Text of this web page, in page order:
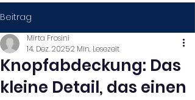
Beitrag
Knopfabdeckung: Das
kleine Detail, das einen
Mirta Frosini
14. Dez. 20252 Min. Lesezeit